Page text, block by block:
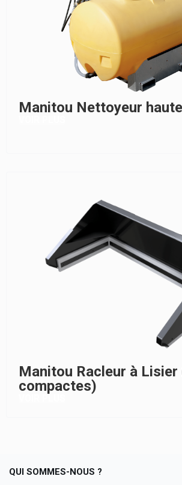
Manitou Nettoyeur
Manitou Racleur à
compactes)
QUI SOMMES-NOUS ?